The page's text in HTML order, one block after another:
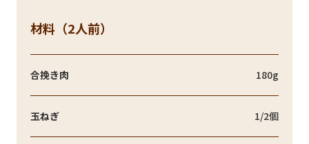
材料（2人前）
合挽き肉 180g
玉ねぎ 1/2個